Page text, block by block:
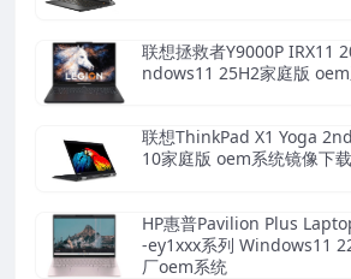
联想拯救者Y9000P IRX11
ndows11 25H2家庭版
联想ThinkPad X1 Yoga
10家庭版 oem系统镜像下载
HP惠普Pavilion Plus
-ey1xxx系列 Windows11
厂oem系统